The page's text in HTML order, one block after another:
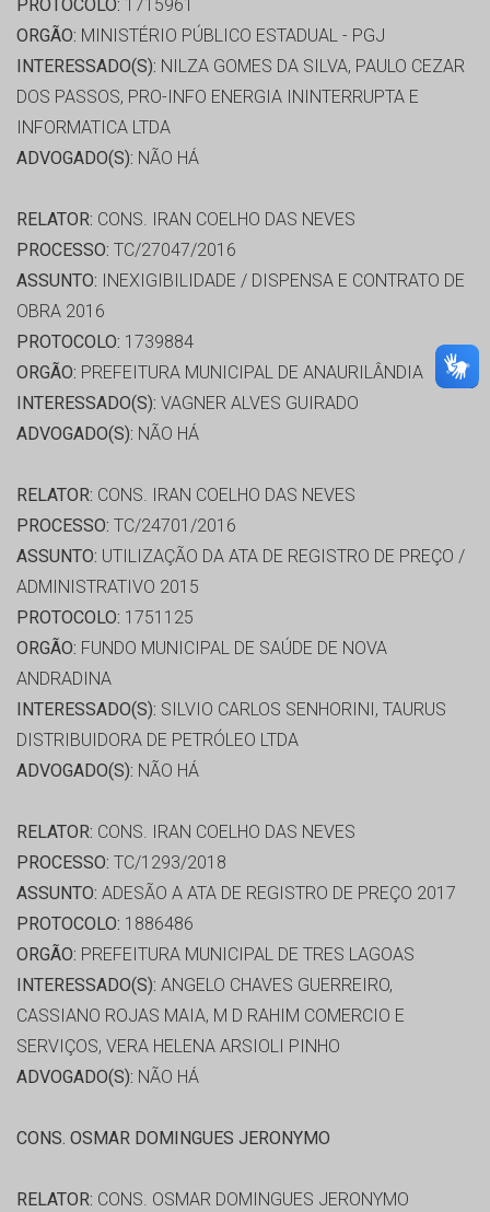
PROTOCOLO: 1715961
ORGÃO: MINISTÉRIO PÚBLICO ESTADUAL - PGJ
INTERESSADO(S): NILZA GOMES DA SILVA, PAULO CEZAR
DOS PASSOS, PRO-INFO ENERGIA ININTERRUPTA E
INFORMATICA LTDA
ADVOGADO(S): NÃO HÁ
RELATOR: CONS. IRAN COELHO DAS NEVES
PROCESSO: TC/27047/2016
ASSUNTO: INEXIGIBILIDADE / DISPENSA E CONTRATO DE
OBRA 2016
PROTOCOLO: 1739884
ORGÃO: PREFEITURA MUNICIPAL DE ANAURILÂNDIA
INTERESSADO(S): VAGNER ALVES GUIRADO
ADVOGADO(S): NÃO HÁ
RELATOR: CONS. IRAN COELHO DAS NEVES
PROCESSO: TC/24701/2016
ASSUNTO: UTILIZAÇÃO DA ATA DE REGISTRO DE PREÇO /
ADMINISTRATIVO 2015
PROTOCOLO: 1751125
ORGÃO: FUNDO MUNICIPAL DE SAÚDE DE NOVA
ANDRADINA
INTERESSADO(S): SILVIO CARLOS SENHORINI, TAURUS
DISTRIBUIDORA DE PETRÓLEO LTDA
ADVOGADO(S): NÃO HÁ
RELATOR: CONS. IRAN COELHO DAS NEVES
PROCESSO: TC/1293/2018
ASSUNTO: ADESÃO A ATA DE REGISTRO DE PREÇO 2017
PROTOCOLO: 1886486
ORGÃO: PREFEITURA MUNICIPAL DE TRES LAGOAS
INTERESSADO(S): ANGELO CHAVES GUERREIRO,
CASSIANO ROJAS MAIA, M D RAHIM COMERCIO E
SERVIÇOS, VERA HELENA ARSIOLI PINHO
ADVOGADO(S): NÃO HÁ
CONS. OSMAR DOMINGUES JERONYMO
RELATOR: CONS. OSMAR DOMINGUES JERONYMO